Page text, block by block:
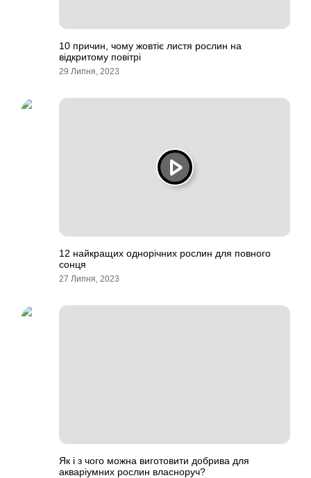
10 причин, чому жовтіє листя рослин на
відкритому повітрі
29 Липня, 2023
12 найкращих однорічних рослин для повного
сонця
27 Липня, 2023
Як і з чого можна виготовити добрива для
акваріумних рослин власноруч?